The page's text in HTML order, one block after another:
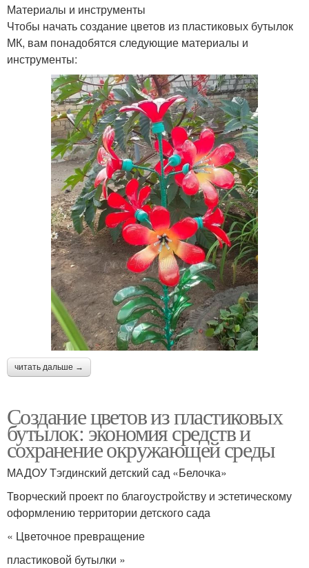
Материалы и инструменты
Чтобы начать создание цветов из пластиковых бутылок
МК, вам понадобятся следующие материалы и
инструменты:
читать дальше →
Создание цветов из пластиковых
бутылок: экономия средств и
сохранение окружающей среды
МАДОУ Тэгдинский детский сад «Белочка»
Творческий проект по благоустройству и эстетическому
оформлению территории детского сада
« Цветочное превращение
пластиковой бутылки »